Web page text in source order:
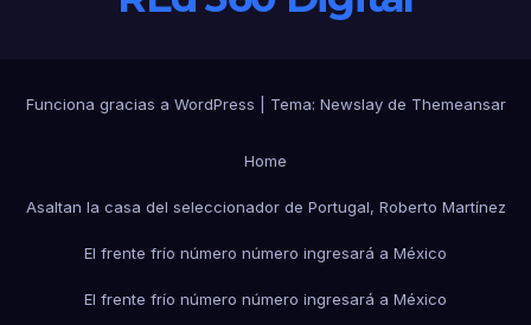
Funciona gracias a WordPress Tema: Newslayde Themeansar
Home
Asaltan la casa del seleccionador de Portugal, Roberto Martínez
El frente frío número número ingresará a México
El frente frío número número ingresará a México